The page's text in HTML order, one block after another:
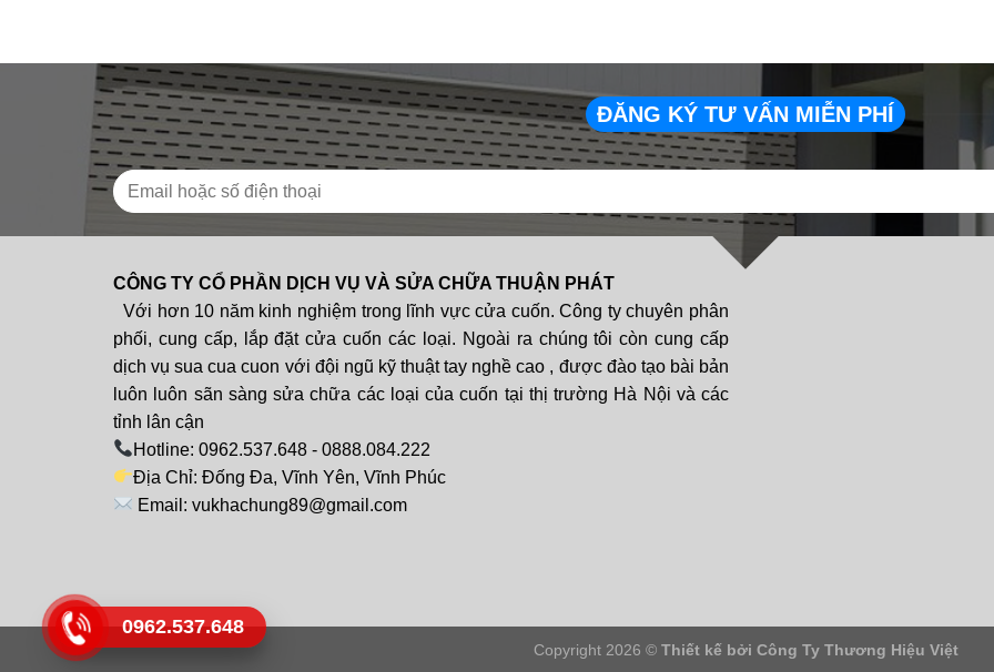
ĐĂNG KÝ TƯ VẤN MIỄN PHÍ
CÔNG TY CỔ PHẦN DỊCH VỤ VÀ SỬA CHỮA THUẬN PHÁT
Với hơn 10 năm kinh nghiệm trong lĩnh vực cửa cuốn. Công ty chuyên phân
phối, cung cấp, lắp đặt cửa cuốn các loại. Ngoài ra chúng tôi còn cung cấp
dịch vụ sua cua cuon với đội ngũ kỹ thuật tay nghề cao , được đào tạo bài bản
luôn luôn sãn sàng sửa chữa các loại của cuốn tại thị trường Hà Nội và các
tỉnh lân cận
Hotline: 0962.537.648 - 0888.084.222
Địa Chỉ: Đống Đa, Vĩnh Yên, Vĩnh Phúc
Email: vukhachung89@gmail.com
Copyright 2026 © Thiết kế bởi Công Ty Thương Hiệu Việt
0962.537.648